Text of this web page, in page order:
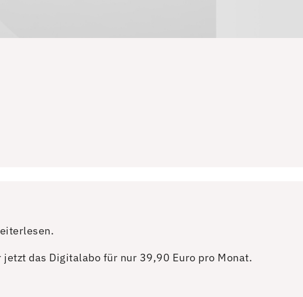
jetzt das Digitalabo für nur 39,90 Euro pro Monat.